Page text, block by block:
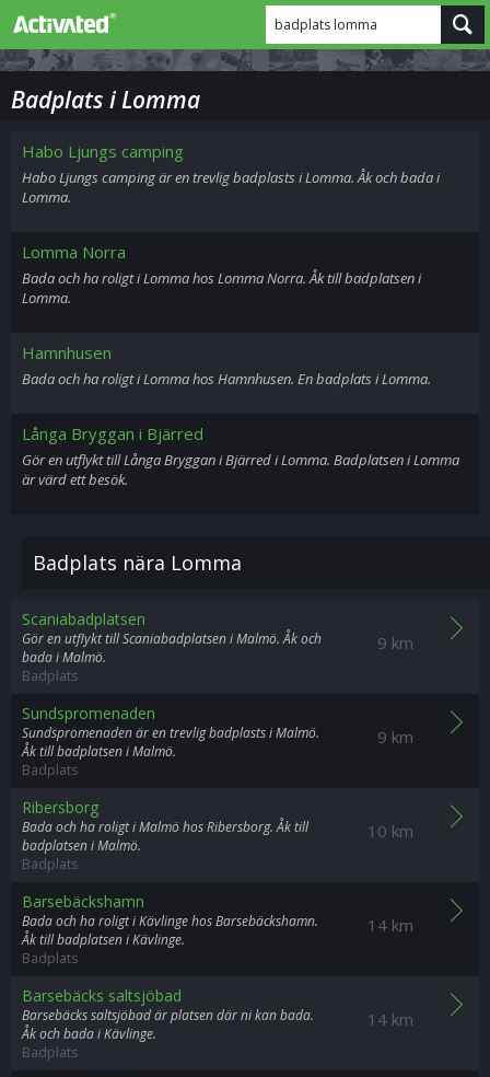
badplats lomma
Badplats i Lomma
Habo Ljungs camping
Habo Ljungs camping är en trevlig badplasts i Lomma. Åk och bada i
Lomma.
Lomma Norra
Bada och ha roligt i Lomma hos Lomma Norra. Åk till badplatsen i
Lomma.
Hamnhusen
Bada och ha roligt i Lomma hos Hamnhusen. En badplats i Lomma.
Långa Bryggan i Bjärred
Gör en utflykt till Långa Bryggan i Bjärred i Lomma. Badplatsen i Lomma
är värd ett besök.
Badplats nära Lomma
9 km
Scaniabadplatsen
Gör en utflykt till Scaniabadplatsen i Malmö. Åk och
bada i Malmö.
Badplats
9 km
Sundspromenaden
Sundspromenaden är en trevlig badplasts i Malmö.
Åk till badplatsen i Malmö.
Badplats
10 km
Ribersborg
Bada och ha roligt i Malmö hos Ribersborg. Åk till
badplatsen i Malmö.
Badplats
14 km
Barsebäckshamn
Bada och ha roligt i Kävlinge hos Barsebäckshamn.
Åk till badplatsen i Kävlinge.
Badplats
14 km
Barsebäcks saltsjöbad
Barsebäcks saltsjöbad är platsen där ni kan bada.
Åk och bada i Kävlinge.
Badplats